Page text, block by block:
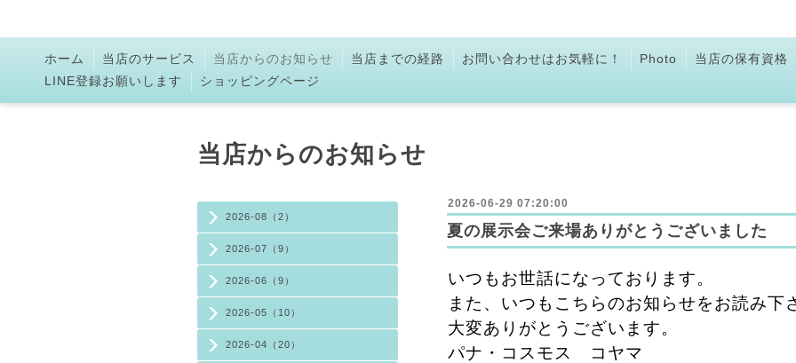
ホーム 当店のサービス 当店からのお知らせ 当店までの経路 お問い合わせはお気軽に！ Photo
当店の保有資格
LINE登録お願いします
ショッピングページ
2026-08（2）
2026-07（9）
2026-06（9）
2026-05（10）
2026-04（20）
当店からのお知らせ
2026-06-29 07:20:00
夏の展示会ご来場ありがとうございました
いつもお世話になっております。
また、いつもこちらのお知らせをお読み下
大変ありがとうございます。
パナ・コスモス コヤマ